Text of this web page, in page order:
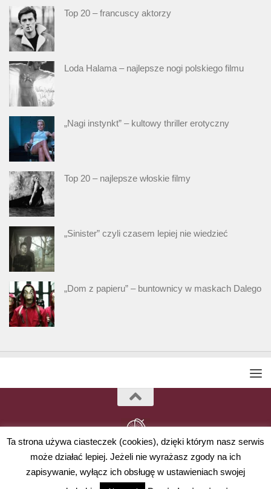
Top 20 – francuscy aktorzy
Loda Halama – najlepsze nogi polskiego filmu
„Nagi instynkt” – kultowy thriller erotyczny
Top 20 – najlepsze włoskie filmy
„Sinister” czyli czasem lepiej nie wiedzieć
„Dom z papieru” – buntownicy w maskach Dalego
Powered by - Designed with Hueman Pro
Ta strona używa ciasteczek (cookies), dzięki którym nasz serwis
może działać lepiej. Jeżeli nie wyrażasz zgody na ich
zapisywanie, wyłącz ich obsługę w ustawieniach swojej